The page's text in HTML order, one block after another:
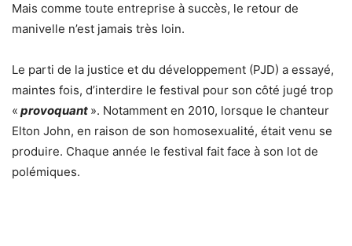
Mais comme toute entreprise à succès, le retour de
manivelle n’est jamais très loin.
Le parti de la justice et du développement (PJD) a essayé,
maintes fois, d’interdire le festival pour son côté jugé trop
« provoquant ». Notamment en 2010, lorsque le chanteur
Elton John, en raison de son homosexualité, était venu se
produire. Chaque année le festival fait face à son lot de
polémiques.